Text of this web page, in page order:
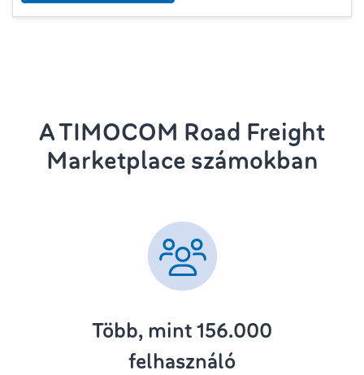
A TIMOCOM Road Freight
Marketplace számokban
Több, mint 156.000
felhasználó